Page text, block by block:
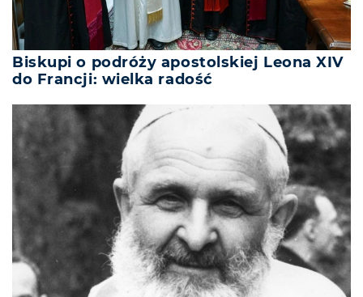
Biskupi o podróży apostolskiej Leona XIV
do Francji: wielka radość